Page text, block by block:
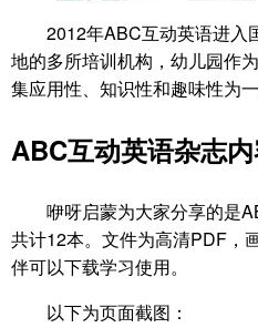
2012年ABC互动英语进入
地的多所培训机构，幼儿园作
集应用性、知识性和趣味性为
ABC互动英语杂志
咿呀启蒙为大家分享的是
共计12本。文件为高清PDF，
伴可以下载学习使用。
以下为页面截图：